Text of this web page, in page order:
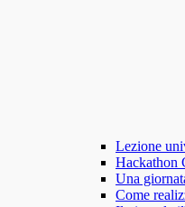
Lezione
Hackathon
Una
Come